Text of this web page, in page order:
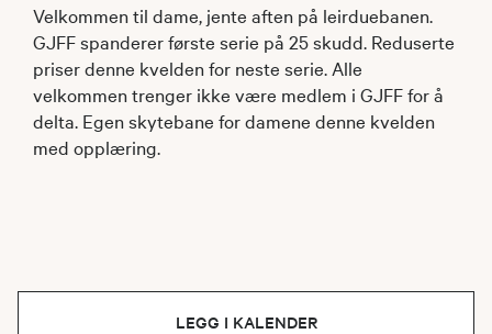
Velkommen til dame, jente aften på leirduebanen.
GJFF spanderer første serie på 25 skudd. Reduserte
priser denne kvelden for neste serie. Alle
velkommen trenger ikke være medlem i GJFF for å
delta. Egen skytebane for damene denne kvelden
med opplæring.
LEGG I KALENDER